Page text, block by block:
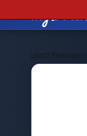
LEGO Themen >